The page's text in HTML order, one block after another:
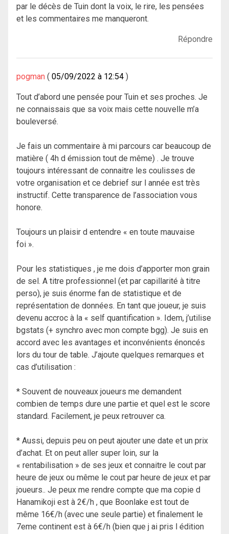
par le décès de Tuin dont la voix, le rire, les pensées
et les commentaires me manqueront.
Répondre
pogman 05/09/2022 à 12:54
Tout d’abord une pensée pour Tuin et ses proches. Je
ne connaissais que sa voix mais cette nouvelle m’a
bouleversé.
Je fais un commentaire à mi parcours car beaucoup de
matière ( 4h d émission tout de même) . Je trouve
toujours intéressant de connaitre les coulisses de
votre organisation et ce debrief sur l année est très
instructif. Cette transparence de l’association vous
honore.
Toujours un plaisir d entendre « en toute mauvaise
foi ».
Pour les statistiques , je me dois d’apporter mon grain
de sel. A titre professionnel (et par capillarité à titre
perso), je suis énorme fan de statistique et de
représentation de données. En tant que joueur, je suis
devenu accroc à la « self quantification ». Idem, j’utilise
bgstats (+ synchro avec mon compte bgg). Je suis en
accord avec les avantages et inconvénients énoncés
lors du tour de table. J’ajoute quelques remarques et
cas d’utilisation :
* Souvent de nouveaux joueurs me demandent
combien de temps dure une partie et quel est le score
standard. Facilement, je peux retrouver ca.
* Aussi, depuis peu on peut ajouter une date et un prix
d’achat. Et on peut aller super loin, sur la
« rentabilisation » de ses jeux et connaitre le cout par
heure de jeux ou même le cout par heure de jeux et par
joueurs.. Je peux me rendre compte que ma copie d
Hanamikoji est à 2€/h , que Boonlake est tout de
même 16€/h (avec une seule partie) et finalement le
7eme continent est à 6€/h (bien que j ai pris l édition